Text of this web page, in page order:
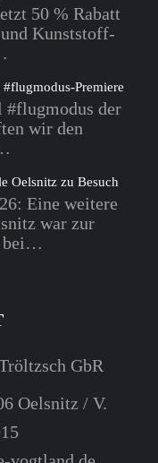
50 % Rabatt
Kunststoff-
Premiere
#flugmodus der
wir den
Oelsnitz zu Besuch
Eine weitere
war zur
bei…
GbR
Oelsnitz / V.